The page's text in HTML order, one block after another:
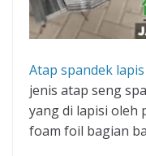
Atap spandek
jenis atap seng
yang di lapisi oleh
foam foil bagian